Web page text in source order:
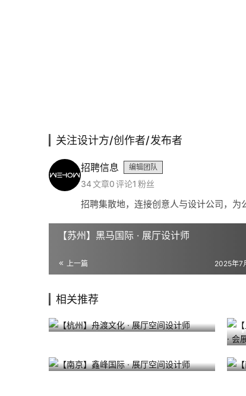
关注设计方/创作者/发布者
招聘信息 编辑团队
34文章0评论1 粉丝
招聘集散地，连接创意人与设计公司，为
【苏州】黑马国际 · 展厅设计师
上一篇 2025年7
相关推荐
【杭州】舟渡文化 · 展厅空间设计
2025年7月22日 691
【南京】鑫峰国际 · 展厅空间设计
2025年7月10日 620